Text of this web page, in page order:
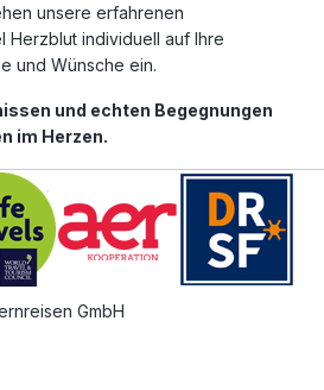
unsere erfahrenen
Herzblut individuell auf Ihre
und Wünsche ein.
und echten Begegnungen
im Herzen.
GmbH